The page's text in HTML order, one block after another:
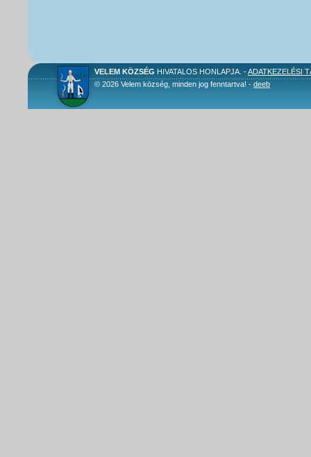
VELEM KÖZSÉG HIVATALOS HONLAPJA. -ADATKEZELÉSI
© 2026 Velem község, minden jog fenntartva! - deeb